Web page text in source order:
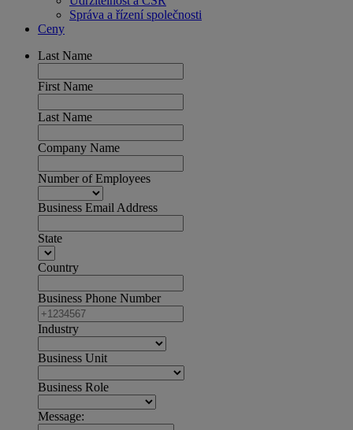
Správa a řízení společnosti
Ceny
Last Name
First Name
Last Name
Company Name
Number of Employees
Business Email Address
State
Country
Business Phone Number
Industry
Business Unit
Business Role
Message: